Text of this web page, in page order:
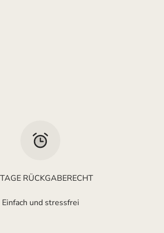
RÜCKGABERECHT
Einfach und stressfrei